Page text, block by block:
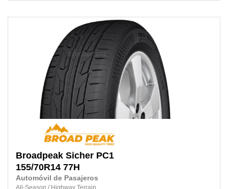
Broadpeak Sicher PC1
155/70R14 77H
Automóvil de Pasajeros